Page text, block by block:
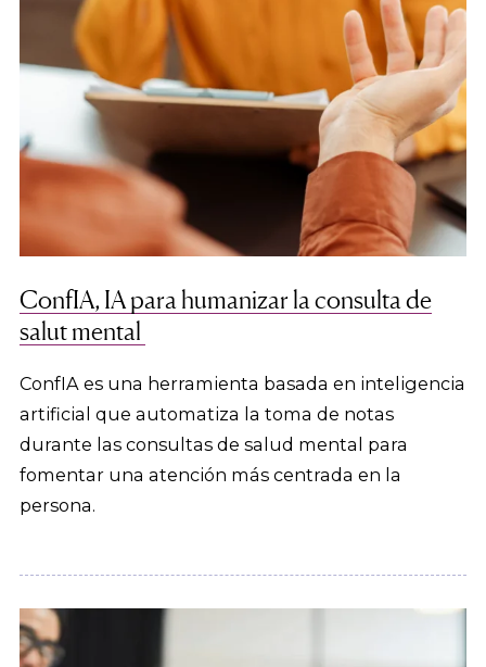
ConfIA, IA para humanizar la consulta de
salut mental
ConfIA es una herramienta basada en inteligencia
artificial que automatiza la toma de notas
durante las consultas de salud mental para
fomentar una atención más centrada en la
persona.